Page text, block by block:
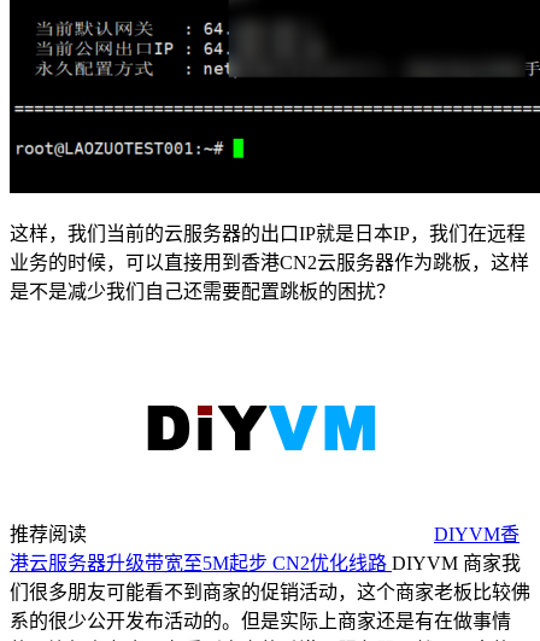
这样，我们当前的云服务器的出口IP就是日本IP，我们在远程
业务的时候，可以直接用到香港CN2云服务器作为跳板，这样
是不是减少我们自己还需要配置跳板的困扰？
推荐阅读
DIYVM香
港云服务器升级带宽至5M起步 CN2优化线路 DIYVM 商家我
们很多朋友可能看不到商家的促销活动，这个商家老板比较佛
系的很少公开发布活动的。但是实际上商家还是有在做事情